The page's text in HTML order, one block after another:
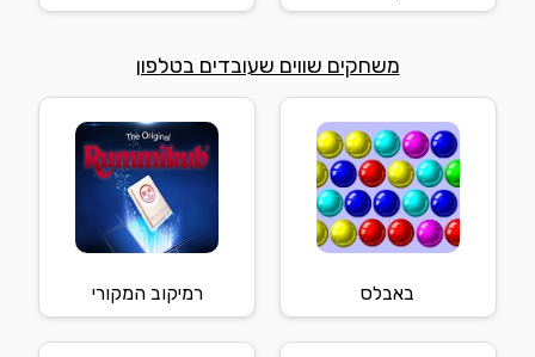
משחקים שווים שעובדים בטלפון
באבלס רמיקוב המקורי